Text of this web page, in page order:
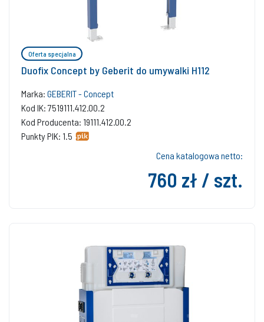
Oferta specjalna
Duofix Concept by Geberit do umywalki H112
Marka: GEBERIT - Concept
Kod IK: 7519111.412.00.2
Kod Producenta: 19111.412.00.2
Punkty PIK: 1.5
Cena katalogowa netto:
760 zł / szt.